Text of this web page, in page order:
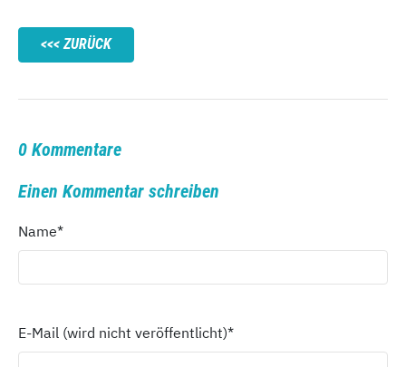
ZURÜCK
0 Kommentare
Einen Kommentar schreiben
Name*
E-Mail (wird nicht veröffentlicht)*